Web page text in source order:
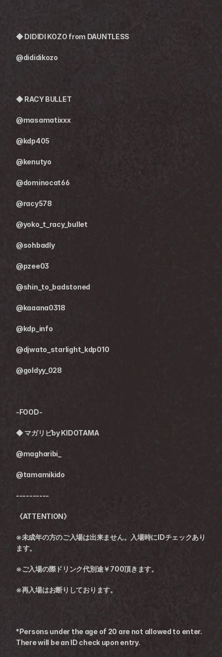
◆ DIDIDI KOZO from DAUNTLESS
@dididikozo
◆ RACY BULLET
@masamatixxx
@kdp405
@kenutyo
@dominocat66
@racy578
@yoko_t_racy_bullet
@sohbadly
@pzee03
@shin_to_badstoned
@kaaana0318
@kdp_info
@djwato_starlight_kdp010
@goldyy_028
-FOOD-
◆ マガリビby KIDOTAMA
@magharibi_
@tamamikido
----------
《ATTENTION》
※未成年の方のご入場は出来ません。入場時にIDチェックあり
ます。
※ご入場の際ドリンク代別途￥700頂きます。
※再入場はお断りしております。
*Persons under the age of 20 are not allowed to enter.
There will be an ID check upon entry.